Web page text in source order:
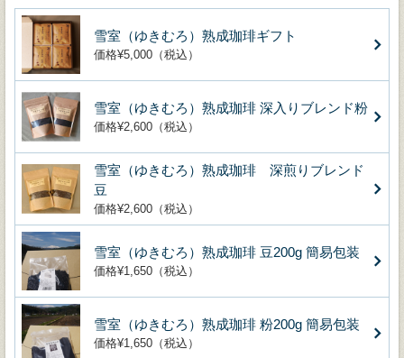
雪室（ゆきむろ）熟成珈琲ギフト
価格¥5,000（税込）
雪室（ゆきむろ）熟成珈琲 深入りブレンド粉
価格¥2,600（税込）
雪室（ゆきむろ）熟成珈琲 深煎りブレンド
豆
価格¥2,600（税込）
雪室（ゆきむろ）熟成珈琲 豆200g 簡易包装
価格¥1,650（税込）
雪室（ゆきむろ）熟成珈琲 粉200g 簡易包装
価格¥1,650（税込）